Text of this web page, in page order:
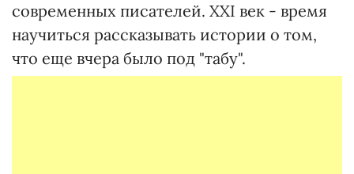
современных писателей. ХХІ век - время
научиться рассказывать истории о том,
что еще вчера было под "табу".